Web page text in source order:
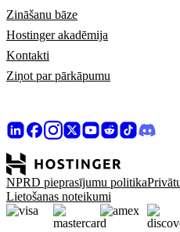
Zināšanu bāze
Hostinger akadēmija
Kontakti
Ziņot par pārkāpumu
NPRD pieprasījumu politika
Lietošanas noteikumi